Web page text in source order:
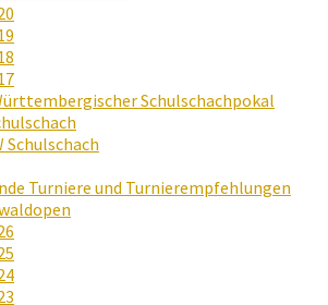
Schulschachpokal
Schulschach
Turniere und Turnierempfehlungen